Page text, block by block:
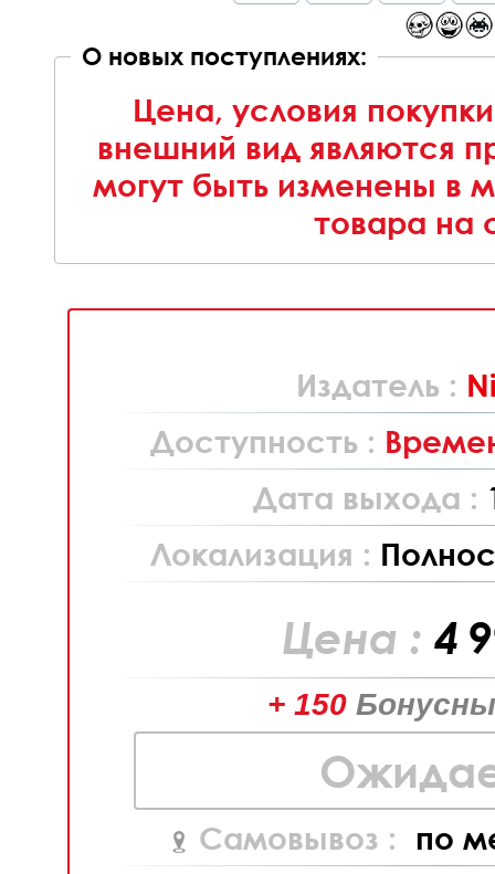
О новых поступлениях:
Цена, условия
внешний вид являются
могут быть изменены в
товара на
Издатель :
Доступность :
Дата выхода :
Локализация :
Цена : 4
+ 150
Самовывоз : по